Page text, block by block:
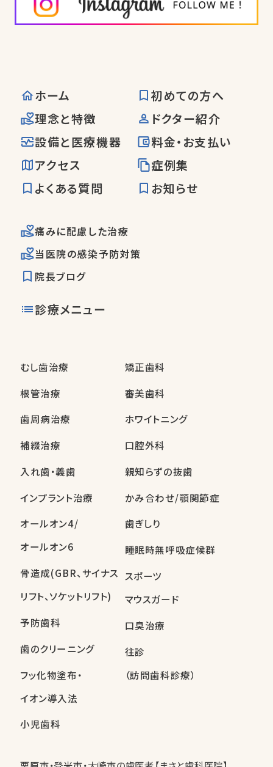
ホーム
初めての方へ
理念と特徴
ドクター紹介
設備と医療機器
料金・お支払い
アクセス
症例集
よくある質問
お知らせ
痛みに配慮した治療
当医院の感染予防対策
院長ブログ
診療メニュー
むし歯治療
根管治療
歯周病治療
補綴治療
入れ歯・義歯
インプラント治療
オールオン4/
オールオン6
骨造成(GBR、サイナス
リフト、ソケットリフト)
予防歯科
歯のクリーニング
フッ化物塗布・
イオン導入法
小児歯科
矯正歯科
審美歯科
ホワイトニング
口腔外科
親知らずの抜歯
かみ合わせ/顎関節症
歯ぎしり
睡眠時無呼吸症候群
スポーツ
マウスガード
口臭治療
往診
（訪問歯科診療）